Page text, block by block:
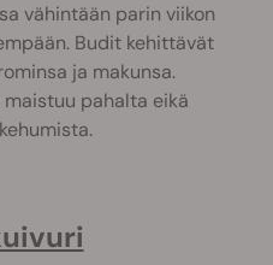
vähintään parin viikon
Budit kehittävät
ja makunsa.
pahalta eikä